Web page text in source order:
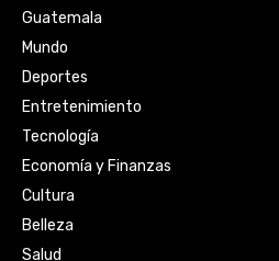
Guatemala
Mundo
Deportes
Entretenimiento
Tecnología
Economía y Finanzas
Cultura
Belleza
Salud